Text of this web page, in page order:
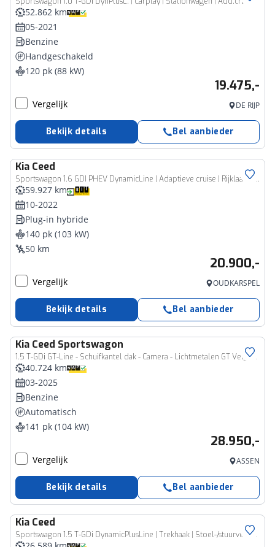
52.862 km
05-2021
Benzine
Handgeschakeld
120 pk (88 kW)
19.475,-
Vergelijk DE RIJP
Bekijk details Bel aanbieder
Kia Ceed
Sportswagon 1.6 GDI PHEV DynamicLine | Adaptieve cruise | Rijklaarprijs - incl.garantie
59.927 km
10-2022
Plug-in hybride
140 pk (103 kW)
50 km
20.900,-
Vergelijk OUDKARSPEL
Bekijk details Bel aanbieder
Kia Ceed Sportswagon
1.5 T-GDi GT-Line - Schuifkantel dak - Camera - Lichtmetalen GT Velgen - AppleCarplay - Android Auto - Adaptief cruise control - - Fabrieksgarantie tot 03-2032 of 150.000km
40.724 km
03-2025
Benzine
Automatisch
141 pk (104 kW)
28.950,-
Vergelijk ASSEN
Bekijk details Bel aanbieder
Kia Ceed
Sportswagon 1.5 T-GDi DynamicPlusLine | Trekhaak | Stoel-/stuurverwarming